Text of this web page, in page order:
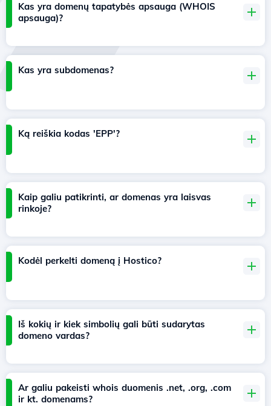
Kas yra domenų tapatybės apsauga (WHOIS
apsauga)?
Kas yra subdomenas?
Ką reiškia kodas 'EPP'?
Kaip galiu patikrinti, ar domenas yra laisvas
rinkoje?
Kodėl perkelti domeną į Hostico?
Iš kokių ir kiek simbolių gali būti sudarytas
domeno vardas?
Ar galiu pakeisti whois duomenis .net, .org, .com
ir kt. domenams?